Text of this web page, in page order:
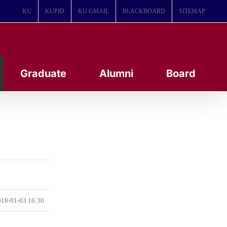
KU KUPID KU GMAIL BLACKBOARD SITEMAP
Graduate Alumni Board
01-03 16:30